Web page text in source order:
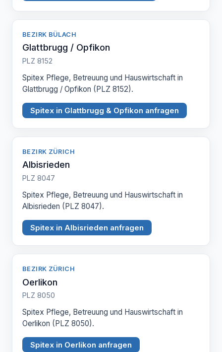
BEZIRK BÜLACH
Glattbrugg / Opfikon
PLZ 8152
Spitex Pflege, Betreuung und Hauswirtschaft in
Glattbrugg / Opfikon (PLZ 8152).
Spitex in Glattbrugg & Opfikon anfragen
BEZIRK ZÜRICH
Albisrieden
PLZ 8047
Spitex Pflege, Betreuung und Hauswirtschaft in
Albisrieden (PLZ 8047).
Spitex in Albisrieden anfragen
BEZIRK ZÜRICH
Oerlikon
PLZ 8050
Spitex Pflege, Betreuung und Hauswirtschaft in
Oerlikon (PLZ 8050).
Spitex in Oerlikon anfragen